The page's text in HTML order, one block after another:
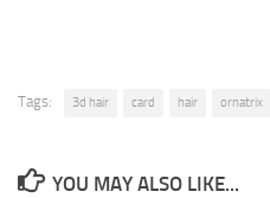
Tags: 3d hair card hair ornatrix
YOU MAY ALSO LIKE...